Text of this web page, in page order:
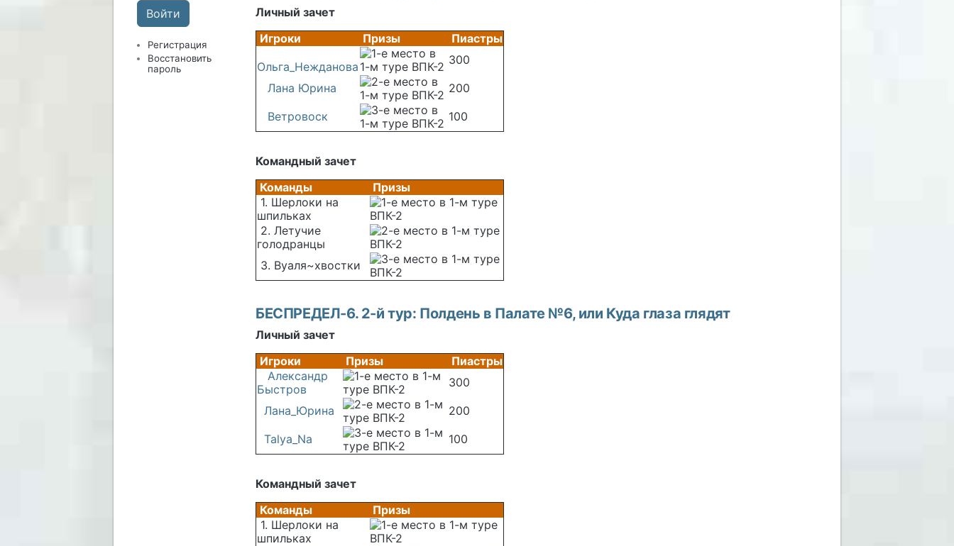
Регистрация
Восстановить
пароль
Личный зачет
Игроки
Призы
Пиастры
Ольга_Нежданова
300
Лана Юрина
200
Ветровоск
100
Командный зачет
Команды
Призы
1. Шерлоки на
шпильках
2. Летучие
голодранцы
3. Вуаля~хвостки
БЕСПРЕДЕЛ-6. 2-й тур: Полдень в Палате №6, или Куда глаза глядят
Личный зачет
Игроки
Призы
Пиастры
Александр
Быстров
300
Лана_Юрина
200
Talya_Na
100
Командный зачет
Команды
Призы
1. Шерлоки на
шпильках